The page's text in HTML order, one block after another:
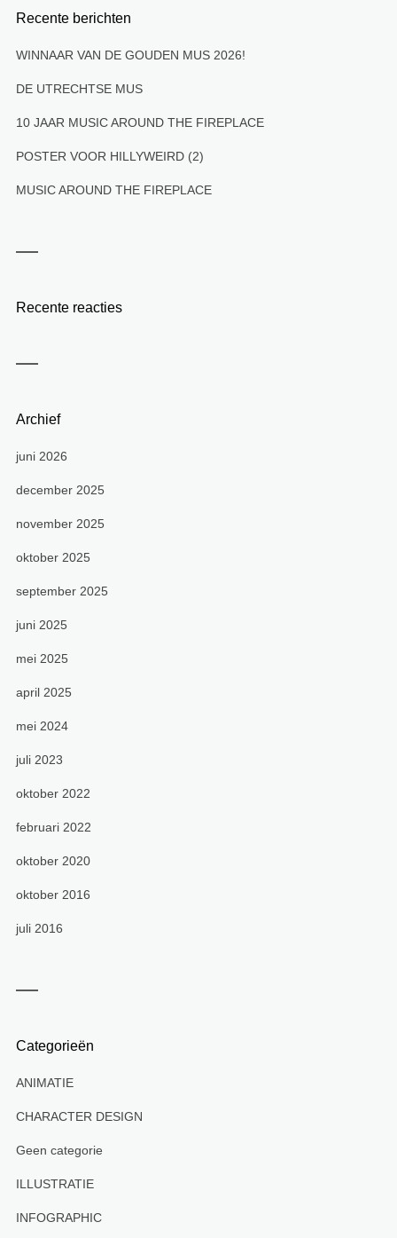
Recente berichten
WINNAAR VAN DE GOUDEN MUS 2026!
DE UTRECHTSE MUS
10 JAAR MUSIC AROUND THE FIREPLACE
POSTER VOOR HILLYWEIRD (2)
MUSIC AROUND THE FIREPLACE
Recente reacties
Archief
juni 2026
december 2025
november 2025
oktober 2025
september 2025
juni 2025
mei 2025
april 2025
mei 2024
juli 2023
oktober 2022
februari 2022
oktober 2020
oktober 2016
juli 2016
Categorieën
ANIMATIE
CHARACTER DESIGN
Geen categorie
ILLUSTRATIE
INFOGRAPHIC